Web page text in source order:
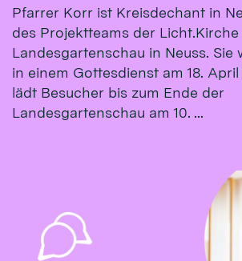
Pfarrer Korr ist Kreisdechant in
des Projektteams der
Landesgartenschau in Neuss. Sie
in einem Gottesdienst am 18.
lädt Besucher bis zum Ende der
Landesgartenschau am 10. ...